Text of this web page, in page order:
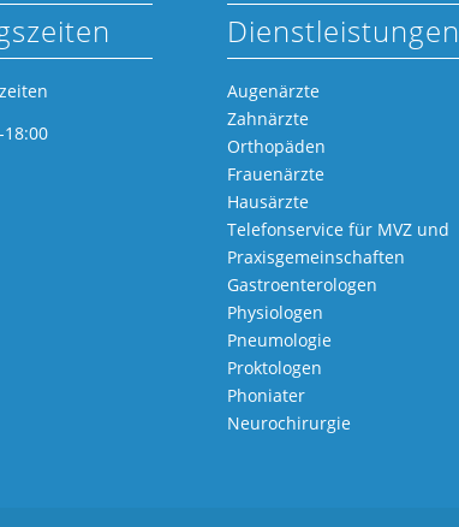
18:00
Dienstleistungen
Augenärzte
Zahnärzte
Orthopäden
Frauenärzte
Hausärzte
Telefonservice für MVZ und
Praxisgemeinschaften
Gastroenterologen
Physiologen
Pneumologie
Proktologen
Phoniater
Neurochirurgie